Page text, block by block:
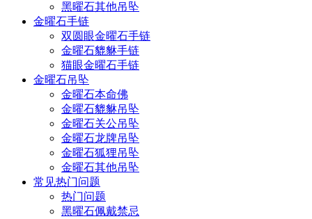
黑曜石其他吊坠
金曜石手链
双圆眼金曜石手链
金曜石貔貅手链
猫眼金曜石手链
金曜石吊坠
金曜石本命佛
金曜石貔貅吊坠
金曜石关公吊坠
金曜石龙牌吊坠
金曜石狐狸吊坠
金曜石其他吊坠
常见热门问题
热门问题
黑曜石佩戴禁忌